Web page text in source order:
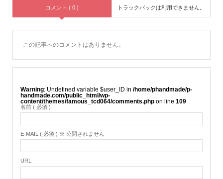
コメント ( 0 ) トラックバックは利用できません。
この記事へのコメントはありません。
Warning : Undefined variable $user_ID in /home/phandmade/p-
handmade.com/public_html/wp-
content/themes/famous_tcd064/comments.phpon line 109
名前 ( 必須 )
E-MAIL ( 必須 ) ※ 公開されません
URL